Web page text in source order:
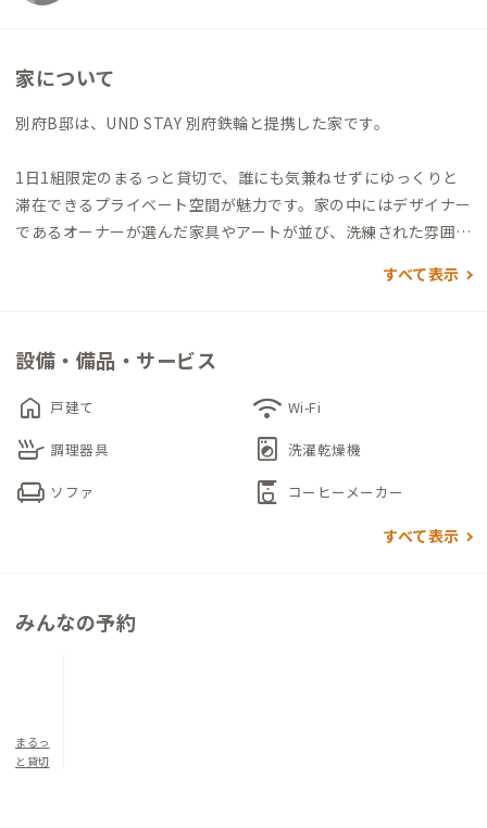
家について
別府B邸は、UND STAY 別府鉄輪と提携した家です。
1日1組限定のまるっと貸切で、誰にも気兼ねせずにゆっくりと
滞在できるプライベート空間が魅力です。家の中にはデザイナー
であるオーナーが選んだ家具やアートが並び、洗練された雰囲
ちろん、複数グループでの利用にも適しています。キッチンや水
回りも使いやすく整っており、長期滞在にもぴったりです。
徒歩圏には、源泉掛け流しの温泉や地獄めぐり、ミシュランにも
掲載されたひょうたん温泉など、別府らしい観光名所がそろって
います。温泉街のにぎわいと静かな時間をどちらも味わえる、贅
洋室1（定員2名）：ダブルベッド×1
洋室2（定員2名）：ダブルベッド×1
すべて表示
設備・備品・サービス
home 戸建て wifi Wi-Fi
skillet 調理器具 local_laundry_service 洗濯乾燥機
chair ソファ coffee_maker コーヒーメーカー
すべて表示
みんなの予約
まるっ
と貸切